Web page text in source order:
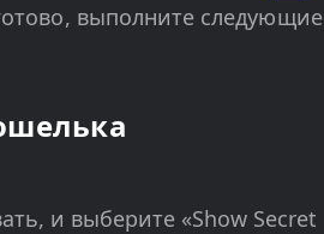
выполните следующие
и выберите «Show Secret